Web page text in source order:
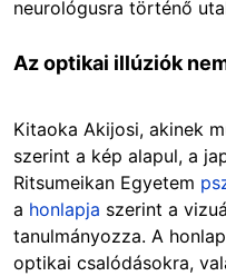
neurológusra történő
Az optikai illúziók
Kitaoka Akijosi, akinek
szerint a kép alapul, a
Ritsumeikan Egyetem
a honlapja szerint a
tanulmányozza. A
optikai csalódásokra,